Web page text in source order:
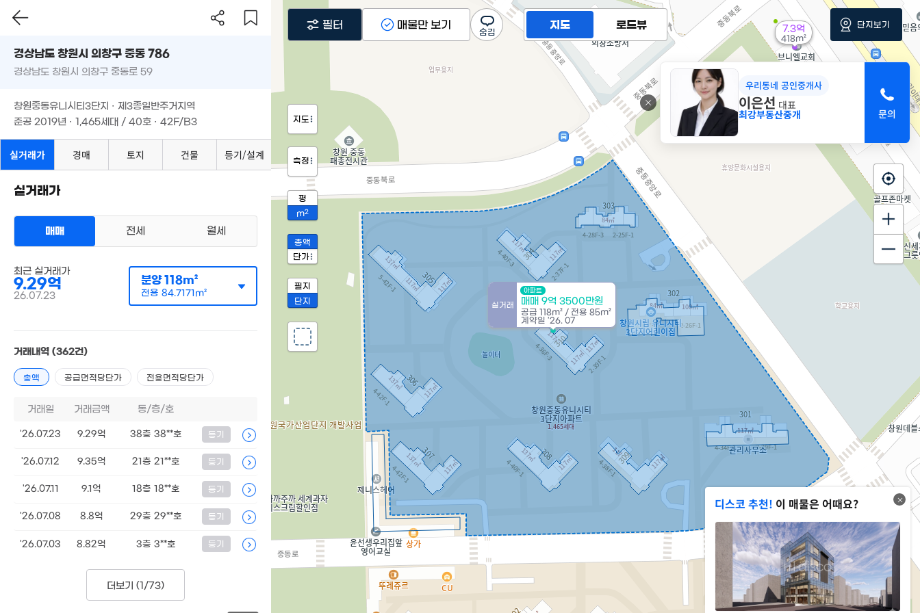
실거래
아파트
매매 9억 3500만원
공급 118m² / 전용 85m²
계약일 '26. 07
7.3억
418m²
'15. 12
디스코 추천! 이 매물은 어때요?
우리동네 공인중개사
이은선 대표
최강부동산중개
지도 로드뷰
지도
측정
평
m2
총액
단가
필지
단지
필터 매물만 보기 단지보기
경상남도 창원시 의창구 중동 786
경상남도 창원시 의창구 중동로 59
창원중동유니시티3단지 · 제3종일반주거지역
준공 2019년 · 1,465세대 / 40호 · 42F/B3
실거래가 경매 토지 건물 등기/설계
실거래가
매매 전세 월세
최근 실거래가
9.29억
26.07.23
분양118m²
전용 84.7171m²
거래내역 (362건)
총액 공급면적당단가 전용면적당단가
거래일 거래금액 동/층/호
'26.07.23 9.29억 38층 38**호 등기
'26.07.12 9.35억 21층 21**호 등기
'26.07.11 9.1억 18층 18**호 등기
'26.07.08 8.8억 29층 29**호 등기
'26.07.03 8.82억 3층 3**호 등기
더보기 (1/73)